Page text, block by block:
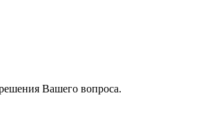
Вашего вопроса.